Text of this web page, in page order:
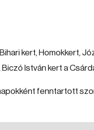
kert, Homokkert,
István kert a
fenntartott